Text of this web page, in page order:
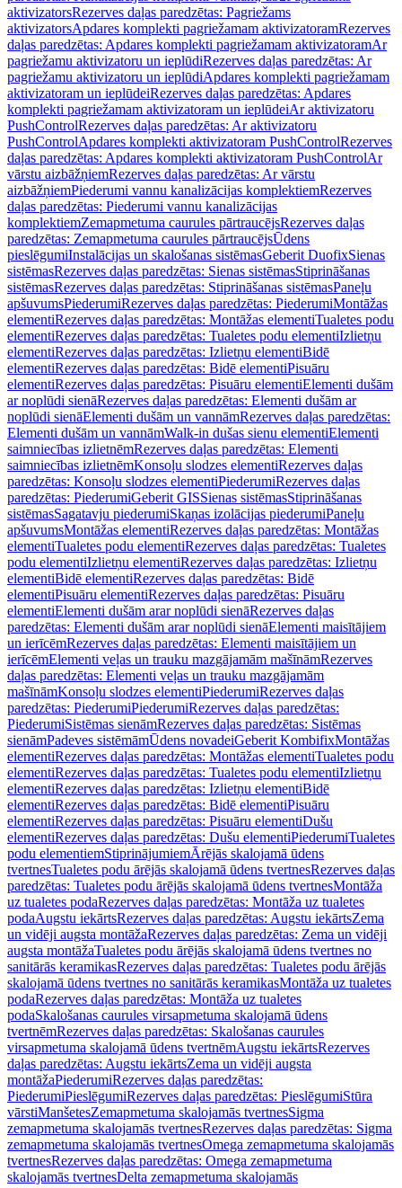
aktivizatorsRezerves daļas paredzētas: Pagriežams
aktivizatorsApdares komplekti pagriežamam aktivizatoramRezerves
daļas paredzētas: Apdares komplekti pagriežamam aktivizatoramAr
pagriežamu aktivizatoru un ieplūdiRezerves daļas paredzētas: Ar
pagriežamu aktivizatoru un ieplūdiApdares komplekti pagriežamam
aktivizatoram un ieplūdeiRezerves daļas paredzētas: Apdares
komplekti pagriežamam aktivizatoram un ieplūdeiAr aktivizatoru
PushControlRezerves daļas paredzētas: Ar aktivizatoru
PushControlApdares komplekti aktivizatoram PushControlRezerves
daļas paredzētas: Apdares komplekti aktivizatoram PushControlAr
vārstu aizbāžņiemRezerves daļas paredzētas: Ar vārstu
aizbāžņiemPiederumi vannu kanalizācijas komplektiemRezerves
daļas paredzētas: Piederumi vannu kanalizācijas
komplektiemZemapmetuma caurules pārtraucējsRezerves daļas
paredzētas: Zemapmetuma caurules pārtraucējsŪdens
pieslēgumiInstalācijas un skalošanas sistēmasGeberit DuofixSienas
sistēmasRezerves daļas paredzētas: Sienas sistēmasStiprināšanas
sistēmasRezerves daļas paredzētas: Stiprināšanas sistēmasPaneļu
apšuvumsPiederumiRezerves daļas paredzētas: PiederumiMontāžas
elementiRezerves daļas paredzētas: Montāžas elementiTualetes podu
elementiRezerves daļas paredzētas: Tualetes podu elementiIzlietņu
elementiRezerves daļas paredzētas: Izlietņu elementiBidē
elementiRezerves daļas paredzētas: Bidē elementiPisuāru
elementiRezerves daļas paredzētas: Pisuāru elementiElementi dušām
ar noplūdi sienāRezerves daļas paredzētas: Elementi dušām ar
noplūdi sienāElementi dušām un vannāmRezerves daļas paredzētas:
Elementi dušām un vannāmWalk-in dušas sienu elementiElementi
saimniecības izlietnēmRezerves daļas paredzētas: Elementi
saimniecības izlietnēmKonsoļu slodzes elementiRezerves daļas
paredzētas: Konsoļu slodzes elementiPiederumiRezerves daļas
paredzētas: PiederumiGeberit GISSienas sistēmasStiprināšanas
sistēmasSagatavju piederumiSkaņas izolācijas piederumiPaneļu
apšuvumsMontāžas elementiRezerves daļas paredzētas: Montāžas
elementiTualetes podu elementiRezerves daļas paredzētas: Tualetes
podu elementiIzlietņu elementiRezerves daļas paredzētas: Izlietņu
elementiBidē elementiRezerves daļas paredzētas: Bidē
elementiPisuāru elementiRezerves daļas paredzētas: Pisuāru
elementiElementi dušām arar noplūdi sienāRezerves daļas
paredzētas: Elementi dušām arar noplūdi sienāElementi maisītājiem
un ierīcēmRezerves daļas paredzētas: Elementi maisītājiem un
ierīcēmElementi veļas un trauku mazgājamām mašīnāmRezerves
daļas paredzētas: Elementi veļas un trauku mazgājamām
mašīnāmKonsoļu slodzes elementiPiederumiRezerves daļas
paredzētas: PiederumiPiederumiRezerves daļas paredzētas:
PiederumiSistēmas sienāmRezerves daļas paredzētas: Sistēmas
sienāmPadeves sistēmāmŪdens novadeiGeberit KombifixMontāžas
elementiRezerves daļas paredzētas: Montāžas elementiTualetes podu
elementiRezerves daļas paredzētas: Tualetes podu elementiIzlietņu
elementiRezerves daļas paredzētas: Izlietņu elementiBidē
elementiRezerves daļas paredzētas: Bidē elementiPisuāru
elementiRezerves daļas paredzētas: Pisuāru elementiDušu
elementiRezerves daļas paredzētas: Dušu elementiPiederumiTualetes
podu elementiemStiprinājumiemĀrējās skalojamā ūdens
tvertnesTualetes podu ārējās skalojamā ūdens tvertnesRezerves daļas
paredzētas: Tualetes podu ārējās skalojamā ūdens tvertnesMontāža
uz tualetes podaRezerves daļas paredzētas: Montāža uz tualetes
podaAugstu iekārtsRezerves daļas paredzētas: Augstu iekārtsZema
un vidēji augsta montāžaRezerves daļas paredzētas: Zema un vidēji
augsta montāžaTualetes podu ārējās skalojamā ūdens tvertnes no
sanitārās keramikasRezerves daļas paredzētas: Tualetes podu ārējās
skalojamā ūdens tvertnes no sanitārās keramikasMontāža uz tualetes
podaRezerves daļas paredzētas: Montāža uz tualetes
podaSkalošanas caurules virsapmetuma skalojamā ūdens
tvertnēmRezerves daļas paredzētas: Skalošanas caurules
virsapmetuma skalojamā ūdens tvertnēmAugstu iekārtsRezerves
daļas paredzētas: Augstu iekārtsZema un vidēji augsta
montāžaPiederumiRezerves daļas paredzētas:
PiederumiPieslēgumiRezerves daļas paredzētas: PieslēgumiStūra
vārstiManšetesZemapmetuma skalojamās tvertnesSigma
zemapmetuma skalojamās tvertnesRezerves daļas paredzētas: Sigma
zemapmetuma skalojamās tvertnesOmega zemapmetuma skalojamās
tvertnesRezerves daļas paredzētas: Omega zemapmetuma
skalojamās tvertnesDelta zemapmetuma skalojamās